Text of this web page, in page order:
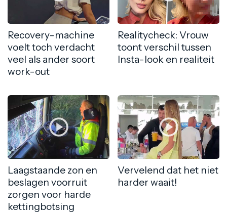
Recovery-machine
voelt toch verdacht
veel als ander soort
work-out
Realitycheck: Vrouw
toont verschil tussen
Insta-look en realiteit
Laagstaande zon en
beslagen voorruit
zorgen voor harde
kettingbotsing
Vervelend dat het niet
harder waait!